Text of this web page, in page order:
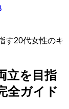
す20代女性のキ
立を目指
全ガイド